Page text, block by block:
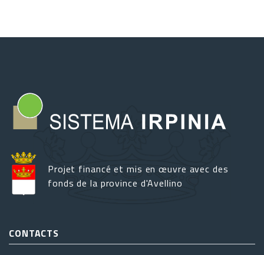
Projet financé et mis en œuvre avec des
fonds de la province d'Avellino
CONTACTS